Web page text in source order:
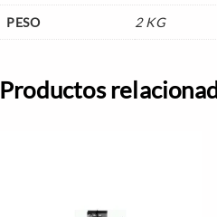
PESO 2 KG
Productos